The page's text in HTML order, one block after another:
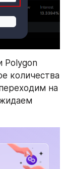
Polygon
количества
на